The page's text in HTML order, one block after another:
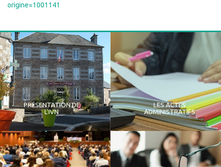
origine=1001141
PRÉSENTATION DE
L'IVN
LES ACTES
ADMINISTRATIFS